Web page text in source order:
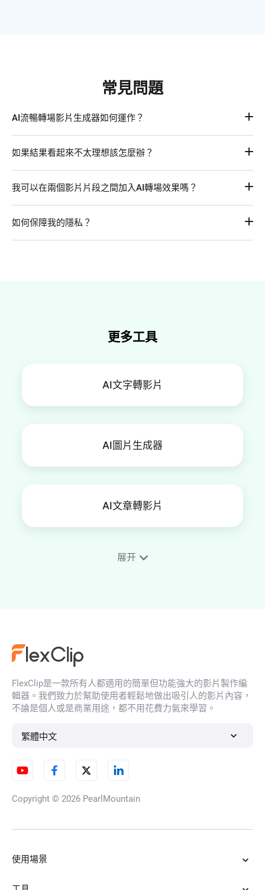
常見問題
AI流暢轉場影片生成器如何運作？
轉場影片。只需要上傳你想要的轉場影片第一個影格和最後一
個影格圖片，加入提示語來引導轉換，AI會自動處理變形、時
間和融合，創造出流暢的AI轉場影片，無需編輯技巧。
如果結果看起來不太理想該怎麼辦？
改提示語、調整轉場時間，或嘗試不同的AI模型來達到更平
滑、精確的轉場效果。
我可以在兩個影片片段之間加入AI轉場效果嗎？
轉場效果，但你可以輕鬆處理影片片段。
首先，將影片片段載入FlexClip編輯器，使用「匯出畫面」功
如何保障我的隱私？
更多工具
AI文字轉影片
AI圖片生成器
AI文章轉影片
AI動態Logo製作器
展开
FlexClip是一款所有人都適用的簡單但功能強大的影片製作編
輯器。我們致力於幫助使用者輕鬆地做出吸引人的影片內容，
不論是個人或是商業用途，都不用花費力氣來學習。
繁體中文
Copyright © 2026 PearlMountain
使用場景